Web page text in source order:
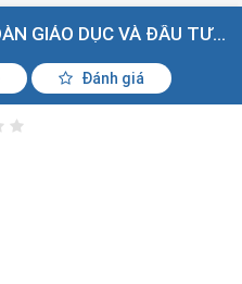
CÔNG TY CỔ PHẦN TẬP ĐOÀN GIÁO DỤC VÀ ĐẦU TƯ EI
Đánh giá